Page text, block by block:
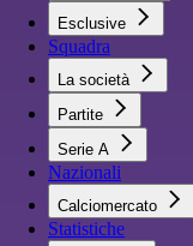
Esclusive
Squadra
La società
Partite
Serie A
Nazionali
Calciomercato
Statistiche